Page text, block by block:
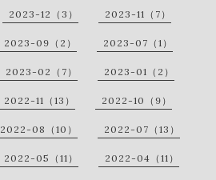
2023-12（3） 2023-11（7）
2023-09（2） 2023-07（1）
2023-02（7） 2023-01（2）
2022-11（13） 2022-10（9）
2022-08（10） 2022-07（13）
2022-05（11） 2022-04（11）